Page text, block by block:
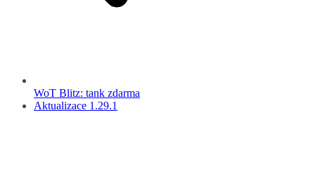
WoT Blitz: tank zdarma
Aktualizace 1.29.1